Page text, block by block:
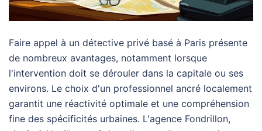
Faire appel à un détective privé basé à Paris présente
de nombreux avantages, notamment lorsque
l'intervention doit se dérouler dans la capitale ou ses
environs. Le choix d'un professionnel ancré localement
garantit une réactivité optimale et une compréhension
fine des spécificités urbaines. L'agence Fondrillon,